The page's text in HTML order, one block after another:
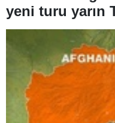
yeni turu yarın